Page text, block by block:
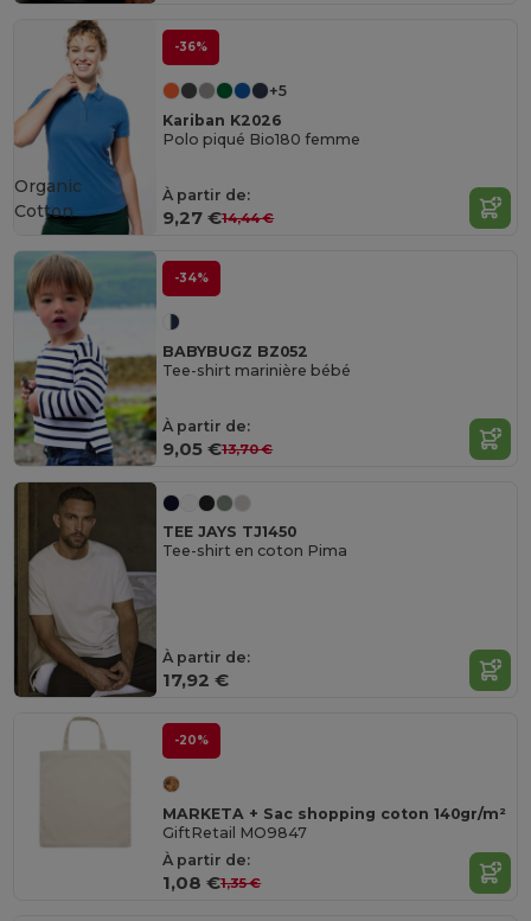
-36%
+5
Kariban K2026
Polo piqué Bio180 femme
À partir de:
9,27 €14,44 €
Organic
Cotton
-34%
BABYBUGZ BZ052
Tee-shirt marinière bébé
À partir de:
9,05 €13,70 €
TEE JAYS TJ1450
Tee-shirt en coton Pima
À partir de:
17,92 €
-20%
MARKETA + Sac shopping coton 140gr/m²
GiftRetail MO9847
À partir de:
1,08 €1,35 €